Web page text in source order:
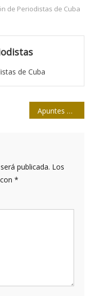
de Periodistas de Cuba
de Cuba
Apuntes preliminares sobre la guerra en las redes contra Venezuela
publicada. Los
*